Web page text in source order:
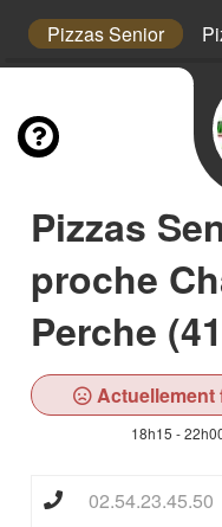
Pizzas Senior
Pizzas
proche
Perche
Actuellement
18h15 -
02.54.23.45.50